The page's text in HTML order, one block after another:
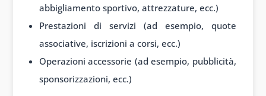
abbigliamento sportivo, attrezzature, ecc.)
Prestazioni di servizi (ad esempio, quote
associative, iscrizioni a corsi, ecc.)
Operazioni accessorie (ad esempio, pubblicità,
sponsorizzazioni, ecc.)